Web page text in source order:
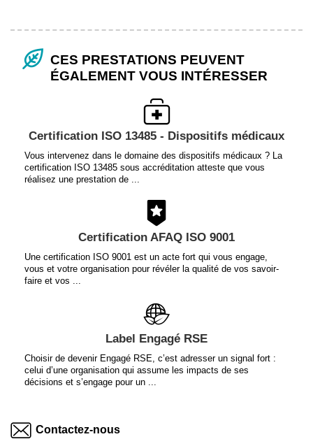
CES PRESTATIONS PEUVENT
ÉGALEMENT VOUS INTÉRESSER
Certification ISO 13485 - Dispositifs médicaux
Vous intervenez dans le domaine des dispositifs médicaux ? La
certification ISO 13485 sous accréditation atteste que vous
réalisez une prestation de ...
Certification AFAQ ISO 9001
Une certification ISO 9001 est un acte fort qui vous engage,
vous et votre organisation pour révéler la qualité de vos savoir-
faire et vos ...
Label Engagé RSE
Choisir de devenir Engagé RSE, c’est adresser un signal fort :
celui d’une organisation qui assume les impacts de ses
décisions et s’engage pour un ...
Contactez-nous